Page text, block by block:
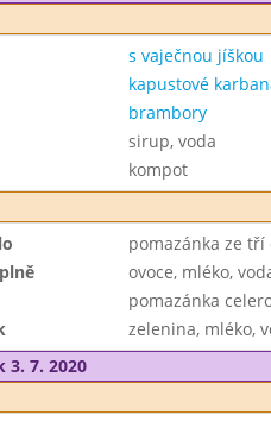
s vaječnou jíškou
kapustové
brambory
sirup, voda
kompot
pomazánka ze
ovoce, mléko,
pomazánka
zelenina, mléko,
3. 7. 2020